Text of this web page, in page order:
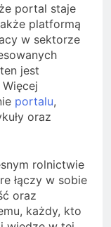
portal staje
platformą
w sektorze
jest
portalu,
oraz
rolnictwie
łączy w sobie
oraz
każdy, kto